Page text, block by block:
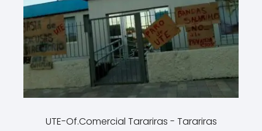
UTE-Of.Comercial Tarariras - Tarariras